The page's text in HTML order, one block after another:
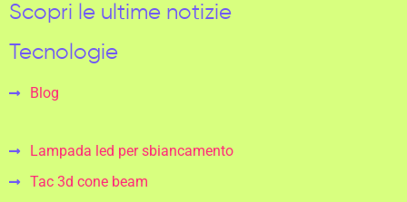
Scopri le ultime notizie
Tecnologie
Blog
Lampada led per sbiancamento
Tac 3d cone beam